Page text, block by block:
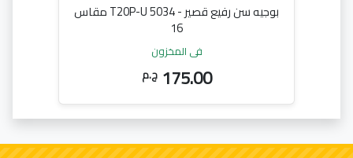
بوجيه سن رفيع قصير - T20P-U 5034 مقاس
16
في المخزون
175.00 ج.م